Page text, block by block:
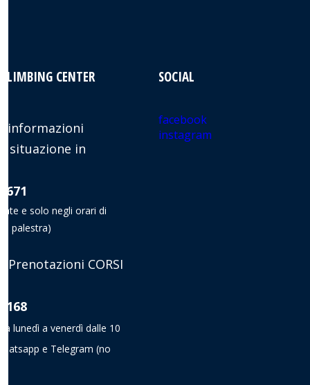
CENTER SOCIAL
informazioni
situazione in
671
e solo negli orari di
palestra)
Prenotazioni CORSI
168
lunedì a venerdì dalle 10
e Telegram (no
facebook
instagram